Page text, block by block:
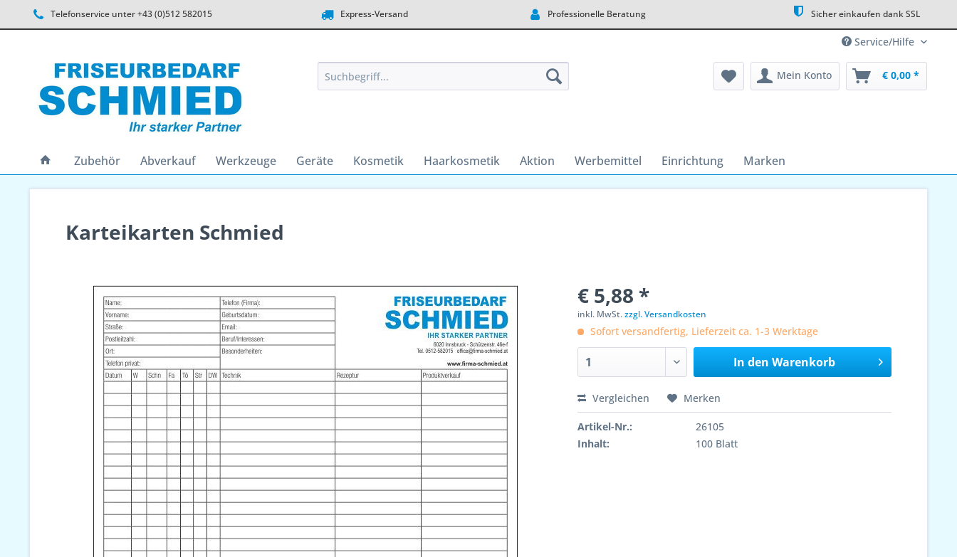
Telefonservice unter +43 (0)512 582015 Express-Versand Professionelle Beratung Sicher einkaufen dank SSL
Service/Hilfe
Mein Konto € 0,00 *
Zubehör Abverkauf Werkzeuge Geräte Kosmetik Haarkosmetik Aktion Werbemittel Einrichtung Marken
Karteikarten Schmied
€ 5,88 *
inkl. MwSt.zzgl. Versandkosten
Sofort versandfertig, Lieferzeit ca. 1-3 Werktage
In den Warenkorb
Vergleichen Merken
Artikel-Nr.:
26105
Inhalt:
100 Blatt